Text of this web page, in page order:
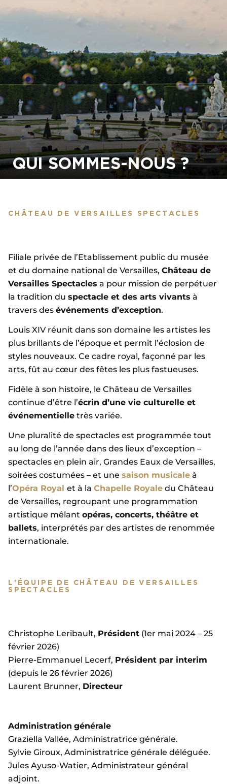
QUI SOMMES-NOUS ?
CHÂTEAU DE VERSAILLES SPECTACLES
Filiale privée de l’Etablissement public du musée
et du domaine national de Versailles, Château de
Versailles Spectacles a pour mission de perpétuer
la tradition du spectacle et des arts vivants à
travers des événements d’exception.
Louis XIV réunit dans son domaine les artistes les
plus brillants de l’époque et permit l’éclosion de
styles nouveaux. Ce cadre royal, façonné par les
arts, fût au cœur des fêtes les plus fastueuses.
Fidèle à son histoire, le Château de Versailles
continue d’être l’écrin d’une vie culturelle et
événementielle très variée.
Une pluralité de spectacles est programmée tout
au long de l’année dans des lieux d’exception –
spectacles en plein air, Grandes Eaux de Versailles,
soirées costumées – et une saison musicale à
l’Opéra Royal et à la Chapelle Royale du Château
de Versailles, regroupant une programmation
artistique mêlant opéras, concerts, théâtre et
ballets, interprétés par des artistes de renommée
internationale.
L’ÉQUIPE DE CHÂTEAU DE VERSAILLES
SPECTACLES
Christophe Leribault, Président (1er mai 2024 – 25
février 2026)
Pierre-Emmanuel Lecerf, Président par interim
(depuis le 26 février 2026)
Laurent Brunner, Directeur
Administration générale
Graziella Vallée, Administratrice générale.
Sylvie Giroux, Administratrice générale déléguée.
Jules Ayuso-Watier, Administrateur général
adjoint.